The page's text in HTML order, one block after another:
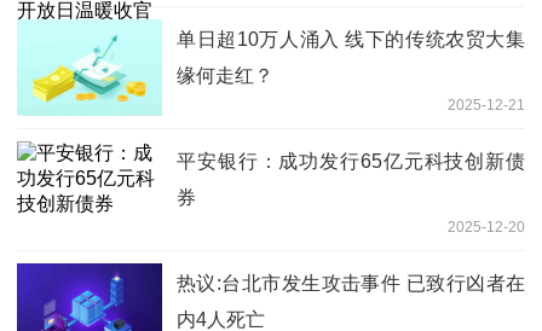
单日超10万人涌入 线下的传统农贸大集
缘何走红？
2025-12-21
平安银行：成功发行65亿元科技创新债
券
2025-12-20
热议:台北市发生攻击事件 已致行凶者在
内4人死亡